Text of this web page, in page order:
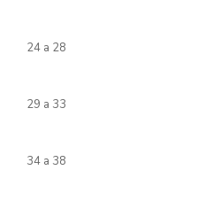
24 a 28
29 a 33
34 a 38